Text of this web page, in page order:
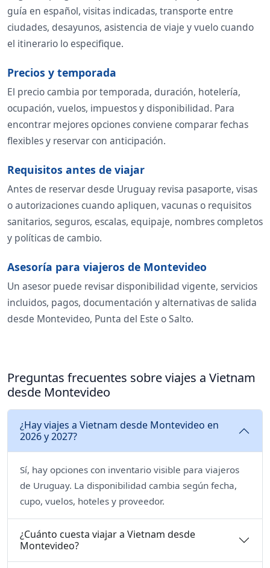
guía en español, visitas indicadas, transporte entre
ciudades, desayunos, asistencia de viaje y vuelo cuando
el itinerario lo especifique.
Precios y temporada
El precio cambia por temporada, duración, hotelería,
ocupación, vuelos, impuestos y disponibilidad. Para
encontrar mejores opciones conviene comparar fechas
flexibles y reservar con anticipación.
Requisitos antes de viajar
Antes de reservar desde Uruguay revisa pasaporte, visas
o autorizaciones cuando apliquen, vacunas o requisitos
sanitarios, seguros, escalas, equipaje, nombres completos
y políticas de cambio.
Asesoría para viajeros de Montevideo
Un asesor puede revisar disponibilidad vigente, servicios
incluidos, pagos, documentación y alternativas de salida
desde Montevideo, Punta del Este o Salto.
Preguntas frecuentes sobre viajes a Vietnam
desde Montevideo
¿Hay viajes a Vietnam desde Montevideo en
2026 y 2027?
Sí, hay opciones con inventario visible para viajeros
de Uruguay. La disponibilidad cambia según fecha,
cupo, vuelos, hoteles y proveedor.
¿Cuánto cuesta viajar a Vietnam desde
Montevideo?